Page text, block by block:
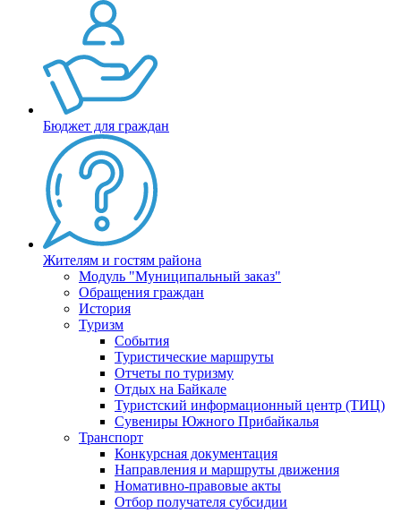
Бюджет для граждан
Жителям и гостям района
Модуль "Муниципальный заказ"
Обращения граждан
История
Туризм
События
Туристические маршруты
Отчеты по туризму
Отдых на Байкале
Туристский информационный центр (ТИЦ)
Сувениры Южного Прибайкалья
Транспорт
Конкурсная документация
Направления и маршруты движения
Номативно-правовые акты
Отбор получателя субсидии